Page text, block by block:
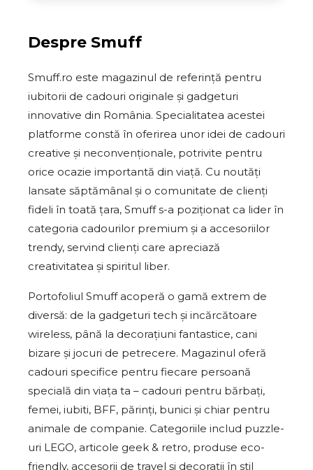
Despre Smuff
Smuff.ro este magazinul de referință pentru
iubitorii de cadouri originale și gadgeturi
innovative din România. Specialitatea acestei
platforme constă în oferirea unor idei de cadouri
creative și neconvenționale, potrivite pentru
orice ocazie importantă din viață. Cu noutăți
lansate săptămânal și o comunitate de clienți
fideli în toată țara, Smuff s-a poziționat ca lider în
categoria cadourilor premium și a accesoriilor
trendy, servind clienți care apreciază
creativitatea și spiritul liber.
Portofoliul Smuff acoperă o gamă extrem de
diversă: de la gadgeturi tech și incărcătoare
wireless, până la decorațiuni fantastice, cani
bizare și jocuri de petrecere. Magazinul oferă
cadouri specifice pentru fiecare persoană
specială din viața ta – cadouri pentru bărbați,
femei, iubiti, BFF, părinți, bunici și chiar pentru
animale de companie. Categoriile includ puzzle-
uri LEGO, articole geek & retro, produse eco-
friendly, accesorii de travel și decorații în stil